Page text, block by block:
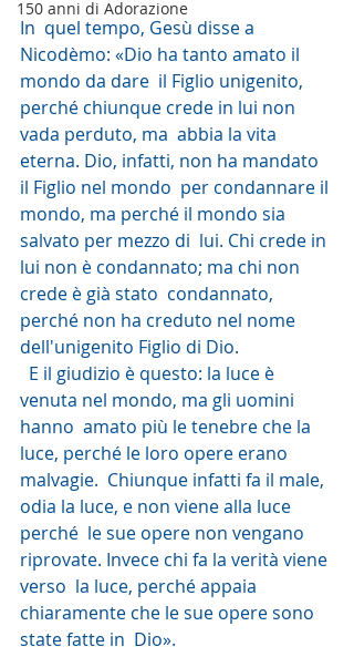
150 anni di Adorazione
In  quel tempo, Gesù disse a
Nicodèmo: «Dio ha tanto amato il
mondo da dare  il Figlio unigenito,
perché chiunque crede in lui non
vada perduto, ma  abbia la vita
eterna. Dio, infatti, non ha mandato
il Figlio nel mondo  per condannare il
mondo, ma perché il mondo sia
salvato per mezzo di  lui. Chi crede in
lui non è condannato; ma chi non
crede è già stato  condannato,
perché non ha creduto nel nome
dell'unigenito Figlio di Dio.
venuta nel mondo, ma gli uomini
hanno  amato più le tenebre che la
luce, perché le loro opere erano
malvagie.  Chiunque infatti fa il male,
odia la luce, e non viene alla luce
perché  le sue opere non vengano
riprovate. Invece chi fa la verità viene
verso  la luce, perché appaia
chiaramente che le sue opere sono
state fatte in  Dio».